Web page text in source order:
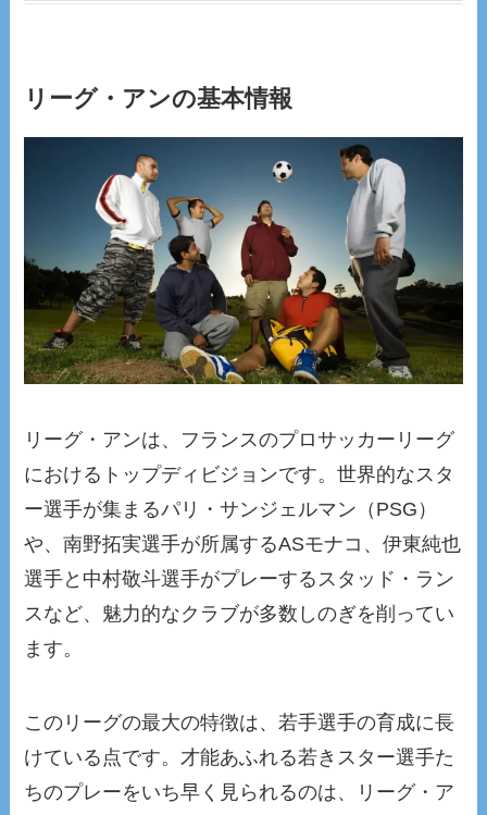
リーグ・アンの基本情報
リーグ・アンは、フランスのプロサッカーリーグ
におけるトップディビジョンです。世界的なスタ
ー選手が集まるパリ・サンジェルマン（PSG）
や、南野拓実選手が所属するASモナコ、伊東純也
選手と中村敬斗選手がプレーするスタッド・ラン
スなど、魅力的なクラブが多数しのぎを削ってい
ます。
このリーグの最大の特徴は、若手選手の育成に長
けている点です。才能あふれる若きスター選手た
ちのプレーをいち早く見られるのは、リーグ・ア